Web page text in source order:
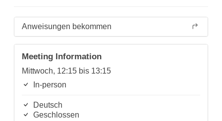
Anweisungen bekommen
Meeting Information
Mittwoch, 12:15 bis 13:15
In-person
Deutsch
Geschlossen